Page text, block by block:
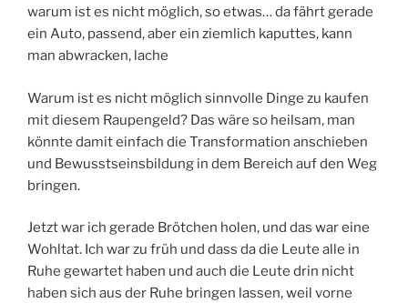
warum ist es nicht möglich, so etwas… da fährt gerade
ein Auto, passend, aber ein ziemlich kaputtes, kann
man abwracken, lache
Warum ist es nicht möglich sinnvolle Dinge zu kaufen
mit diesem Raupengeld? Das wäre so heilsam, man
könnte damit einfach die Transformation anschieben
und Bewusstseinsbildung in dem Bereich auf den Weg
bringen.
Jetzt war ich gerade Brötchen holen, und das war eine
Wohltat. Ich war zu früh und dass da die Leute alle in
Ruhe gewartet haben und auch die Leute drin nicht
haben sich aus der Ruhe bringen lassen, weil vorne